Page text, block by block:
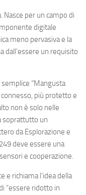
Nasce per un campo di
digitale
meno pervasiva e la
dall’essere un requisito
“Mangusta
più protetto e
non è solo nelle
soprattutto un
da Esplorazione e
deve essere una
e cooperazione.
e richiama l’idea della
“essere ridotto in